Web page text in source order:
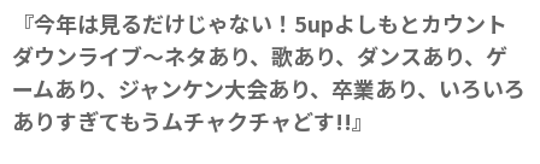
『今年は見るだけじゃない！5upよしもとカウント
ダウンライブ～ネタあり、歌あり、ダンスあり、ゲ
ームあり、ジャンケン大会あり、卒業あり、いろいろ
ありすぎてもうムチャクチャどす!!』